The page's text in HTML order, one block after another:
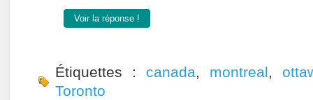
Voir la réponse !
Étiquettes : canada, montreal,
Toronto